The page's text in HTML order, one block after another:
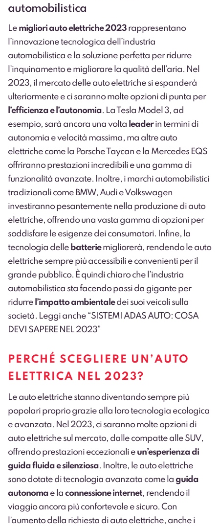
automobilistica
Le migliori auto elettriche 2023 rappresentano
l’innovazione tecnologica dell’industria
automobilistica e la soluzione perfetta per ridurre
l’inquinamento e migliorare la qualità dell’aria. Nel
2023, il mercato delle auto elettriche si espanderà
ulteriormente e ci saranno molte opzioni di punta per
l’efficienza e l’autonomia. La Tesla Model 3, ad
esempio, sarà ancora una volta leaderin termini di
autonomia e velocità massima, ma altre auto
elettriche come la Porsche Taycan e la Mercedes EQS
offriranno prestazioni incredibili e una gamma di
funzionalità avanzate. Inoltre, i marchi automobilistici
tradizionali come BMW, Audi e Volkswagen
investiranno pesantemente nella produzione di auto
elettriche, offrendo una vasta gamma di opzioni per
soddisfare le esigenze dei consumatori. Infine, la
tecnologia delle batteriemigliorerà, rendendo le auto
elettriche sempre più accessibili e convenienti per il
grande pubblico. È quindi chiaro che l’industria
automobilistica sta facendo passi da gigante per
ridurre l’impatto ambientaledei suoi veicoli sulla
società. Leggi anche “SISTEMI ADAS AUTO: COSA
DEVI SAPERE NEL 2023”
PERCHÉ SCEGLIERE UN’AUTO
ELETTRICA NEL 2023?
Le auto elettriche stanno diventando sempre più
popolari proprio grazie alla loro tecnologia ecologica
e avanzata. Nel 2023, ci saranno molte opzioni di
auto elettriche sul mercato, dalle compatte alle SUV,
offrendo prestazioni eccezionali e un’esperienza di
guida fluida e silenziosa. Inoltre, le auto elettriche
sono dotate di tecnologia avanzata come la guida
autonoma e la connessione internet, rendendo il
viaggio ancora più confortevole e sicuro. Con
l’aumento della richiesta di auto elettriche, anche i